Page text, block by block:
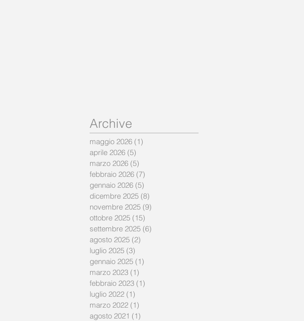
Archive
maggio 2026 (1)
aprile 2026 (5)
marzo 2026 (5)
febbraio 2026 (7)
gennaio 2026 (5)
dicembre 2025 (8)
novembre 2025 (9)
ottobre 2025 (15)
settembre 2025 (6)
agosto 2025 (2)
luglio 2025 (3)
gennaio 2025 (1)
marzo 2023 (1)
febbraio 2023 (1)
luglio 2022 (1)
marzo 2022 (1)
agosto 2021 (1)